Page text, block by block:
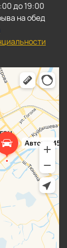
до 19:00
на обед